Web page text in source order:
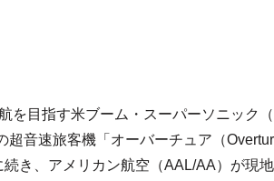
を目指す米ブーム・スーパーソニック
超音速旅客機「オーバーチュア（
続き、アメリカン航空（AAL/AA）が現